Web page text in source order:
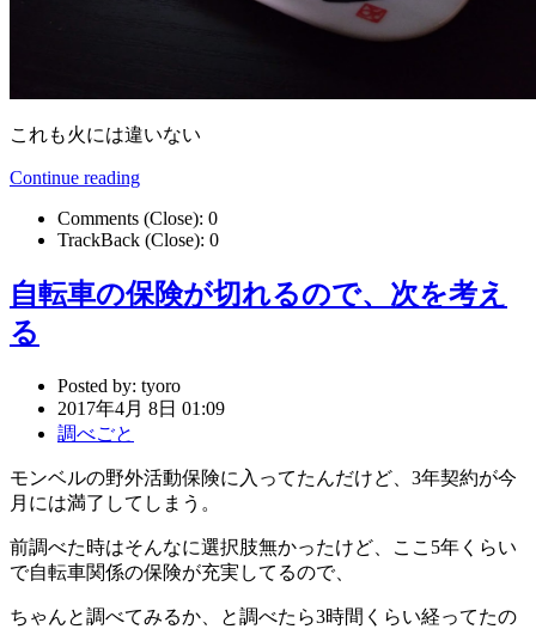
これも火には違いない
Continue reading
Comments (Close): 0
TrackBack (Close): 0
自転車の保険が切れるので、次を考え
る
Posted by: tyoro
2017年4月 8日 01:09
調べごと
モンベルの野外活動保険に入ってたんだけど、3年契約が今
月には満了してしまう。
前調べた時はそんなに選択肢無かったけど、ここ5年くらい
で自転車関係の保険が充実してるので、
ちゃんと調べてみるか、と調べたら3時間くらい経ってたの